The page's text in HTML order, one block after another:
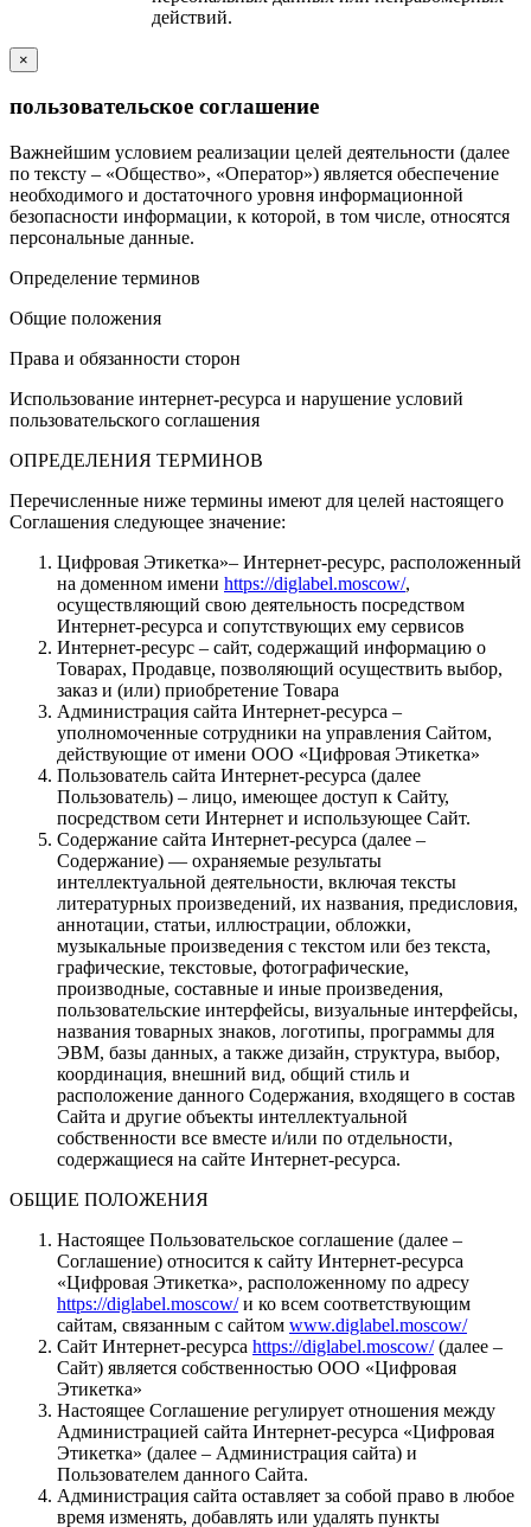
действий.
×
пользовательское соглашение
Важнейшим условием реализации целей деятельности (далее
по тексту – «Общество», «Оператор») является обеспечение
необходимого и достаточного уровня информационной
безопасности информации, к которой, в том числе, относятся
персональные данные.
Определение терминов
Общие положения
Права и обязанности сторон
Использование интернет-ресурса и нарушение условий
пользовательского соглашения
ОПРЕДЕЛЕНИЯ ТЕРМИНОВ
Перечисленные ниже термины имеют для целей настоящего
Соглашения следующее значение:
Цифровая Этикетка»– Интернет-ресурс, расположенный
на доменном имени https://diglabel.moscow/,
осуществляющий свою деятельность посредством
Интернет-ресурса и сопутствующих ему сервисов
Интернет-ресурс – сайт, содержащий информацию о
Товарах, Продавце, позволяющий осуществить выбор,
заказ и (или) приобретение Товара
Администрация сайта Интернет-ресурса –
уполномоченные сотрудники на управления Сайтом,
действующие от имени ООО «Цифровая Этикетка»
Пользователь сайта Интернет-ресурса (далее
Пользователь) – лицо, имеющее доступ к Сайту,
посредством сети Интернет и использующее Сайт.
Содержание сайта Интернет-ресурса (далее –
Содержание) — охраняемые результаты
интеллектуальной деятельности, включая тексты
литературных произведений, их названия, предисловия,
аннотации, статьи, иллюстрации, обложки,
музыкальные произведения с текстом или без текста,
графические, текстовые, фотографические,
производные, составные и иные произведения,
пользовательские интерфейсы, визуальные интерфейсы,
названия товарных знаков, логотипы, программы для
ЭВМ, базы данных, а также дизайн, структура, выбор,
координация, внешний вид, общий стиль и
расположение данного Содержания, входящего в состав
Сайта и другие объекты интеллектуальной
собственности все вместе и/или по отдельности,
содержащиеся на сайте Интернет-ресурса.
ОБЩИЕ ПОЛОЖЕНИЯ
Настоящее Пользовательское соглашение (далее –
Соглашение) относится к сайту Интернет-ресурса
«Цифровая Этикетка», расположенному по адресу
https://diglabel.moscow/и ко всем соответствующим
сайтам, связанным с сайтом www.diglabel.moscow/
Сайт Интернет-ресурса https://diglabel.moscow/(далее –
Сайт) является собственностью ООО «Цифровая
Этикетка»
Настоящее Соглашение регулирует отношения между
Администрацией сайта Интернет-ресурса «Цифровая
Этикетка» (далее – Администрация сайта) и
Пользователем данного Сайта.
Администрация сайта оставляет за собой право в любое
время изменять, добавлять или удалять пункты